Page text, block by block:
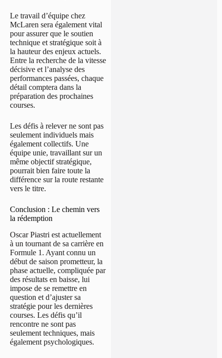
Le travail d’équipe chez
McLaren sera également vital
pour assurer que le soutien
technique et stratégique soit à
la hauteur des enjeux actuels.
Entre la recherche de la vitesse
décisive et l’analyse des
performances passées, chaque
détail comptera dans la
préparation des prochaines
courses.
Les défis à relever ne sont pas
seulement individuels mais
également collectifs. Une
équipe unie, travaillant sur un
même objectif stratégique,
pourrait bien faire toute la
différence sur la route restante
vers le titre.
Conclusion : Le chemin vers
la rédemption
Oscar Piastri est actuellement
à un tournant de sa carrière en
Formule 1. Ayant connu un
début de saison prometteur, la
phase actuelle, compliquée par
des résultats en baisse, lui
impose de se remettre en
question et d’ajuster sa
stratégie pour les dernières
courses. Les défis qu’il
rencontre ne sont pas
seulement techniques, mais
également psychologiques.